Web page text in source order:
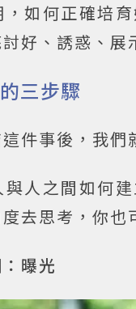
如何正確培
好、誘惑、展
三步驟
件事後，我
人之間如何
去思考，你也
曝光